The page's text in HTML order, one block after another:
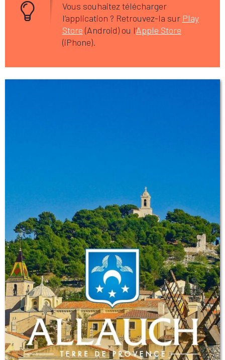
Vous souhaitez télécharger
l’application ? Retrouvez-la sur Play
Store (Android) ou l’Apple Store
(iPhone).